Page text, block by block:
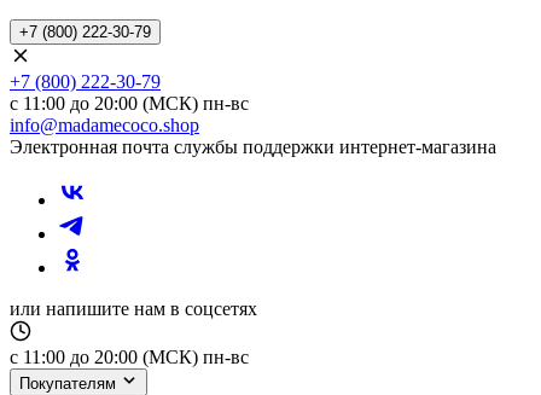
+7 (800) 222-30-79
+7 (800) 222-30-79
с 11:00 до 20:00 (МСК) пн-вс
info@madamecoco.shop
Электронная почта службы поддержки интернет-магазина
или напишите нам в соцсетях
с 11:00 до 20:00 (МСК) пн-вс
Покупателям